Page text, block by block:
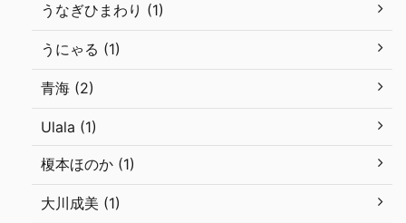
うなぎひまわり (1)
うにゃる (1)
青海 (2)
Ulala (1)
榎本ほのか (1)
大川成美 (1)